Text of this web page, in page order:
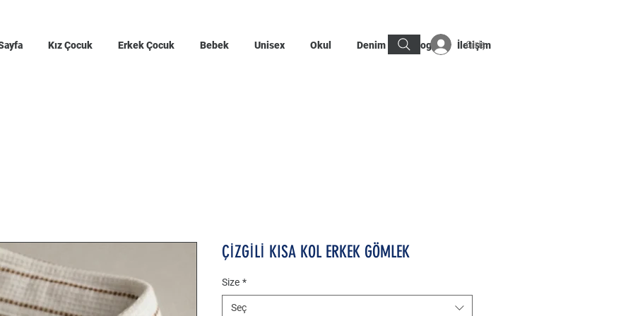
Kız Çocuk Erkek Çocuk Bebek Unisex Okul Denim Blog İletişim
Giriş
ÇİZGİLİ KISA KOL ERKEK GÖMLEK
Size *
Seç